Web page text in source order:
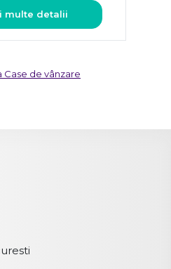
multe detalii
Case de vânzare